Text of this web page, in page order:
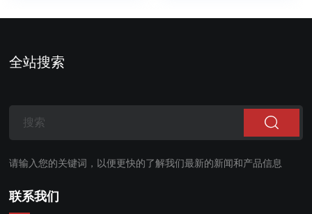
光分析等领域。 可选配
全站搜索
请输入您的关键词，以便更快的了解我们最新的新闻和产品信息
联系我们